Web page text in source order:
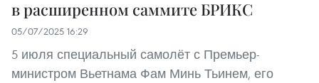
в расширенном саммите БРИКС
05/07/2025 16:29
5 июля специальный самолёт с Премьер-
министром Вьетнама Фам Минь Тьинем, его